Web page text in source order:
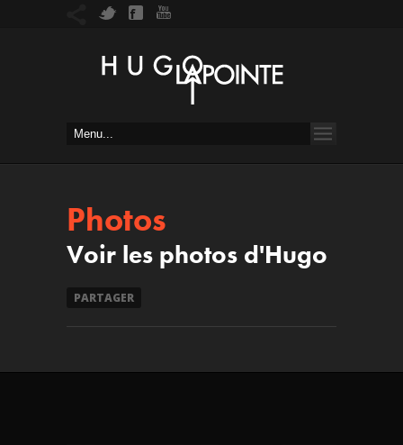
Photos
Voir les photos d'Hugo
PARTAGER